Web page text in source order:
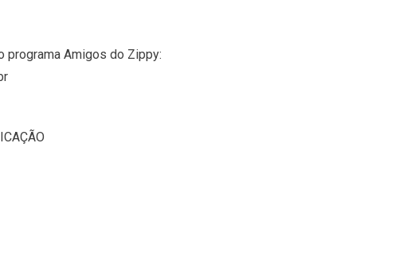
programa Amigos do Zippy: